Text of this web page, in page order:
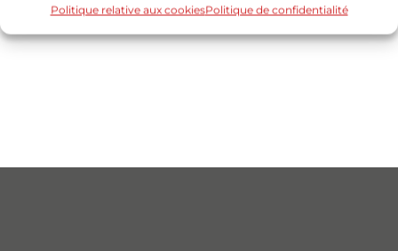
Politique relative aux cookiesPolitique de confidentialité